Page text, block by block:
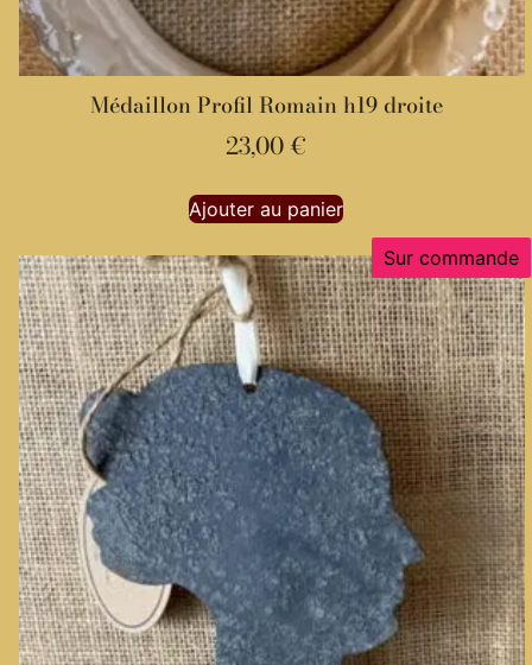
Médaillon Profil Romain h19 droite
23,00€
Ajouter au panier
Sur commande